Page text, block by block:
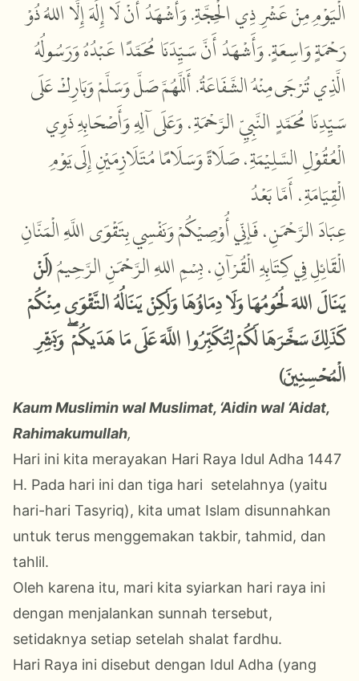
الْيَوْمِ مِنْ عَشْرِ ذِي الْحِجَّةِ. وَأَشْهَدُ أَنْ لَا إِلَهَ إِلَّا اللهُ ذُوْ
رَحْمَةٍ وَاسِعَةٍ. وَأَشْهَدُ أَنَّ سَيِّدَنَا مُحَمَّدًا عَبْدُهُ وَرَسُولُهُ
الَّذِي تُرْجَى مِنْهُ الشَّفَاعَةُ. أَللَّهُمَّ صَلَّ وَسَلَّمْ وَبَارِكْ عَلَى
سَيِّدِنَا مُحَمَّدٍ النَّبِيِّ الرَّحْمَةِ، وَعَلَى آلِهِ وَأَصْحَابِهِ ذَوِي
الْعُقُوْلِ السَّلِيْمَةِ، صَلَاةً وَسَلَامًا مُتَلَازِمَيْنِ إِلَى يَوْمِ
الْقِيَامَةِ، أَمَّا بَعْدُ
عِبَادَ الرَّحْمَنِ، فَإِنِّي أُوْصِيْكُمْ وَنَفْسِي بِتَقْوَى اللَّهِ الْمَنَّانِ
الْقَائِلِ فِي كِتَابِهِ الْقُرْآنِ، بِسْمِ اللهِ الرَّحْمَنِ الرَّحِيمُ(لَنْ
يَنَالَ اللهَ لُحُومُهَا وَلَا دِمَاؤُهَا وَلَكِنْ يَنَالُهُ التَّقْوَى مِنْكُمْ
كَذَلِكَ سَخَّرَهَا لَكُمْ لِتُكَبِّرُوا اللَّهَ عَلَى مَا هَدَيكُمْ ۖ وَبَشِّرِ
الْمُحْسِنِينَ)
Kaum Muslimin wal Muslimat, ‘Aidin wal ‘Aidat,
Rahimakumullah,
Hari ini kita merayakan Hari Raya Idul Adha 1447
H. Pada hari ini dan tiga hari setelahnya (yaitu
hari-hari Tasyriq), kita umat Islam disunnahkan
untuk terus menggemakan takbir, tahmid, dan
tahlil.
Oleh karena itu, mari kita syiarkan hari raya ini
dengan menjalankan sunnah tersebut,
setidaknya setiap setelah shalat fardhu.
Hari Raya ini disebut dengan Idul Adha (yang